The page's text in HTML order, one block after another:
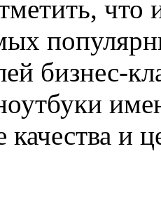
что
бизнес-
качества и